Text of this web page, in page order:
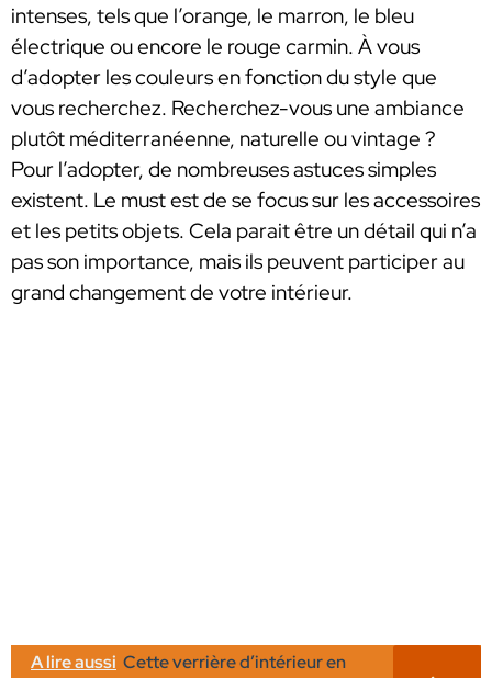
intenses, tels que l’orange, le marron, le bleu
électrique ou encore le rouge carmin. À vous
d’adopter les couleurs en fonction du style que
vous recherchez. Recherchez-vous une ambiance
plutôt méditerranéenne, naturelle ou vintage ?
Pour l’adopter, de nombreuses astuces simples
existent. Le must est de se focus sur les accessoires
et les petits objets. Cela parait être un détail qui n’a
pas son importance, mais ils peuvent participer au
grand changement de votre intérieur.
A lire aussi Cette verrière d’intérieur en